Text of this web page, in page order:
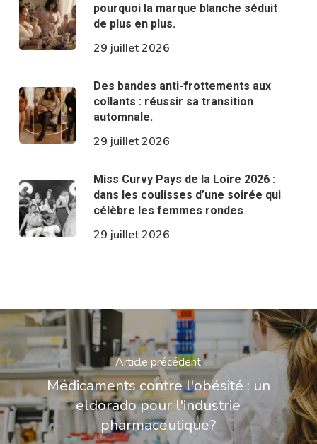
pourquoi la marque blanche séduit
de plus en plus.
29 juillet 2026
Des bandes anti-frottements aux
collants : réussir sa transition
automnale.
29 juillet 2026
Miss Curvy Pays de la Loire 2026 :
dans les coulisses d’une soirée qui
célèbre les femmes rondes
29 juillet 2026
Article précédent
Médicaments contre l'obésité : un
eldorado pour l'industrie
pharmaceutique?